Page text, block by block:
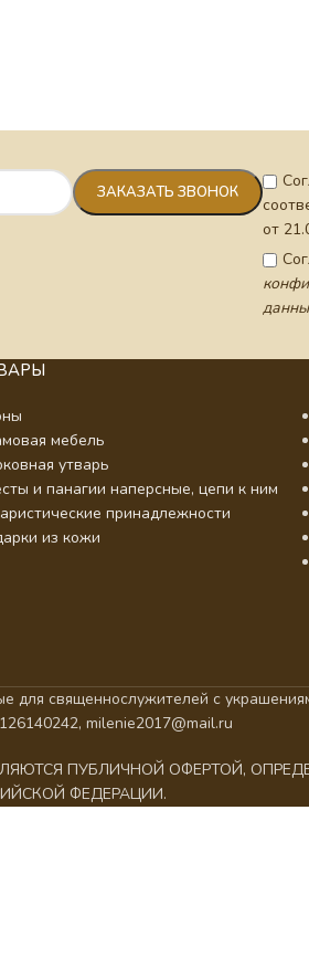
от
мебель
утварь
и панагии наперсные, цепи к ним
принадлежности
из кожи
для священнослужителей с
milenie2017@mail.ru
ПУБЛИЧНОЙ ОФЕРТОЙ,
ФЕДЕРАЦИИ.